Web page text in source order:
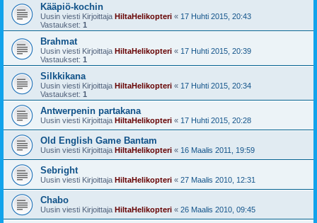
Kääpiö-kochin
Uusin viesti Kirjoittaja HiltaHelikopteri « 17 Huhti 2015, 20:43
Vastaukset: 1
Brahmat
Uusin viesti Kirjoittaja HiltaHelikopteri « 17 Huhti 2015, 20:39
Vastaukset: 1
Silkkikana
Uusin viesti Kirjoittaja HiltaHelikopteri « 17 Huhti 2015, 20:34
Vastaukset: 1
Antwerpenin partakana
Uusin viesti Kirjoittaja HiltaHelikopteri « 17 Huhti 2015, 20:28
Old English Game Bantam
Uusin viesti Kirjoittaja HiltaHelikopteri « 16 Maalis 2011, 19:59
Sebright
Uusin viesti Kirjoittaja HiltaHelikopteri « 27 Maalis 2010, 12:31
Chabo
Uusin viesti Kirjoittaja HiltaHelikopteri « 26 Maalis 2010, 09:45